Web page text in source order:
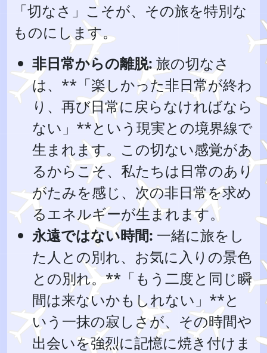
「切なさ」こそが、その旅を特別な
ものにします。
非日常からの離脱: 旅の切なさ
は、**「楽しかった非日常が終わ
り、再び日常に戻らなければなら
ない」**という現実との境界線で
生まれます。この切ない感覚があ
るからこそ、私たちは日常のあり
がたみを感じ、次の非日常を求め
るエネルギーが生まれます。
永遠ではない時間: 一緒に旅をし
た人との別れ、お気に入りの景色
との別れ。**「もう二度と同じ瞬
間は来ないかもしれない」**と
いう一抹の寂しさが、その時間や
出会いを強烈に記憶に焼き付けま